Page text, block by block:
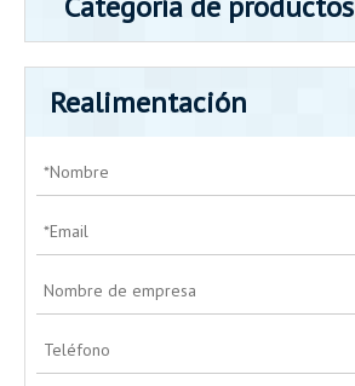
Realimentación